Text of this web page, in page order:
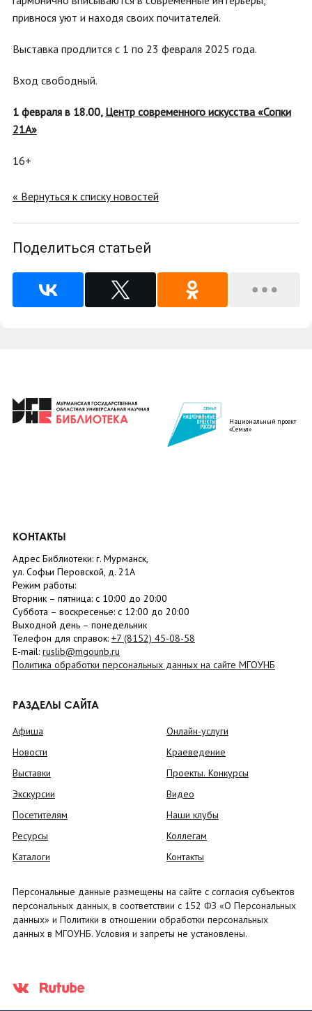
привнося уют и находя своих почитателей.
Выставка продлится с 1 по 23 февраля 2025 года.
Вход свободный.
1 февраля в 18.00, Центр современного искусства «Сопки
21А»
16+
« Вернуться к списку новостей
Поделиться статьей
Национальный проект
«Семья»
КОНТАКТЫ
Адрес Библиотеки: г. Мурманск,
ул. Софьи Перовской, д. 21А
Режим работы:
Вторник – пятница: с 10:00 до 20:00
Суббота – воскресенье: c 12:00 до 20:00
Выходной день – понедельник
Телефон для справок: +7 (8152) 45-08-58
E-mail: ruslib@mgounb.ru
Политика обработки персональных данных на сайте МГОУНБ
РАЗДЕЛЫ САЙТА
Афиша
Новости
Выставки
Экскурсии
Посетителям
Ресурсы
Каталоги
Онлайн-услуги
Краеведение
Проекты. Конкурсы
Видео
Наши клубы
Коллегам
Контакты
Персональные данные размещены на сайте с согласия субъектов
персональных данных, в соответствии с 152 ФЗ «О Персональных
данных» и Политики в отношении обработки персональных
данных в МГОУНБ. Условия и запреты не установлены.